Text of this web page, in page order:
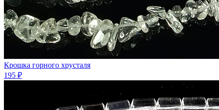
Крошка горного хрусталя
195 ₽